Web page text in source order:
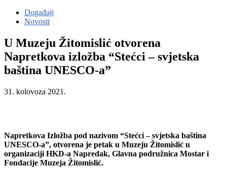
Događaji
Novosti
U Muzeju Žitomislić otvorena
Napretkova izložba “Stećci – svjetska
baština UNESCO-a”
31. kolovoza 2021.
Napretkova Izložba pod nazivom “Stećci – svjetska baština
UNESCO-a”, otvorena je petak u Muzeju Žitomislić u
organizaciji HKD-a Napredak, Glavna podružnica Mostar i
Fondacije Muzeja Žitomislić.